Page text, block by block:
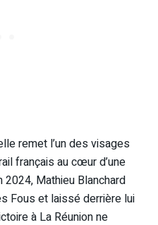
remet l’un des visages
français au cœur d’une
2024, Mathieu Blanchard
Fous et laissé derrière lui
à La Réunion ne